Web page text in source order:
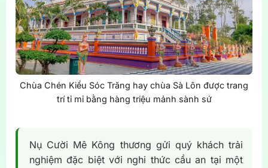
Chùa Chén Kiểu Sóc Trăng hay chùa Sà Lôn được trang
trí tỉ mỉ bằng hàng triệu mảnh sành sứ
Nụ Cười Mê Kông thương gửi quý khách trải
nghiệm đặc biệt với nghi thức cầu an tại một